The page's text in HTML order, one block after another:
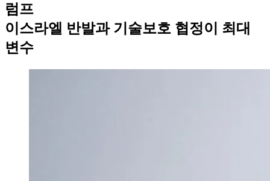
럼프
이스라엘 반발과 기술보호 협정이 최대
변수